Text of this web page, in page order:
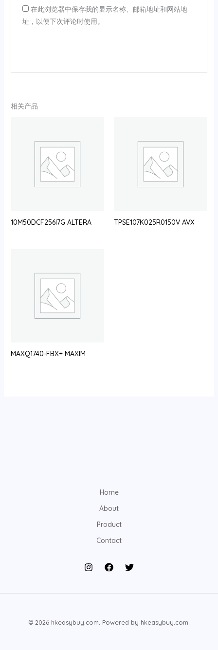
在此浏览器中保存我的显示名称、邮箱地址和网站地
址，以便下次评论时使用。
相关产品
10M50DCF256I7G ALTERA TPSE107K025R0150V AVX
MAXQ1740-FBX+ MAXIM
Home
About
Product
Contact
© 2026 hkeasybuy.com. Powered by hkeasybuy.com.